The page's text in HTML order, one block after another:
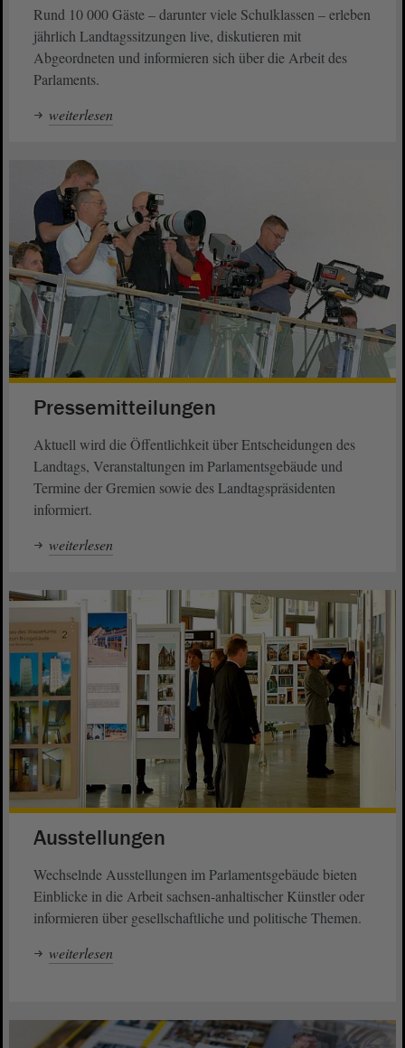
Rund 10 000 Gäste – darunter viele Schulklassen – erleben
jährlich Landtagssitzungen live, diskutieren mit
Abgeordneten und informieren sich über die Arbeit des
Parlaments.
weiterlesen
Pressemitteilungen
Aktuell wird die Öffentlichkeit über Entscheidungen des
Landtags, Veranstaltungen im Parlamentsgebäude und
Termine der Gremien sowie des Landtagspräsidenten
informiert.
weiterlesen
Ausstellungen
Wechselnde Ausstellungen im Parlamentsgebäude bieten
Einblicke in die Arbeit sachsen-anhaltischer Künstler oder
informieren über gesellschaftliche und politische Themen.
weiterlesen